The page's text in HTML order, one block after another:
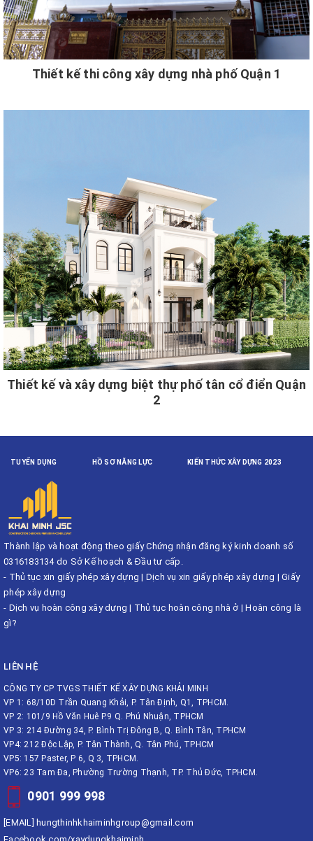
Thiết kế thi công xây dựng nhà phố Quận 1
Thiết kế và xây dựng biệt thự phố tân cổ điển Quận
2
TUYỂN DỤNG HỒ SƠ NĂNG LỰC KIẾN THỨC XÂY DỰNG 2023
Thành lập và hoạt động theo giấy Chứng nhận đăng ký kinh doanh số
0316183134 do Sở Kế hoạch & Đầu tư cấp.
- Thủ tục xin giấy phép xây dựng | Dịch vụ xin giấy phép xây dựng | Giấy
phép xây dựng
- Dịch vụ hoàn công xây dựng | Thủ tục hoàn công nhà ở |Hoàn công là
gì?
LIÊN HỆ
CÔNG TY CP TVGS THIẾT KẾ XÂY DỰNG KHẢI MINH
VP 1: 68/10D Trần Quang Khải, P. Tân Định, Q1, TPHCM.
VP 2: 101/9 Hồ Văn Huê P.9 Q. Phú Nhuận, TPHCM
VP 3: 214 Đường 34, P. Bình Trị Đông B, Q. Bình Tân, TPHCM
VP4: 212 Độc Lập, P. Tân Thành, Q. Tân Phú, TPHCM
VP5: 157 Paster, P 6, Q 3, TPHCM.
VP6: 23 Tam Đa, Phường Trường Thạnh, TP. Thủ Đức, TPHCM.
0901 999 998
[EMAIL] hungthinhkhaiminhgroup@gmail.com